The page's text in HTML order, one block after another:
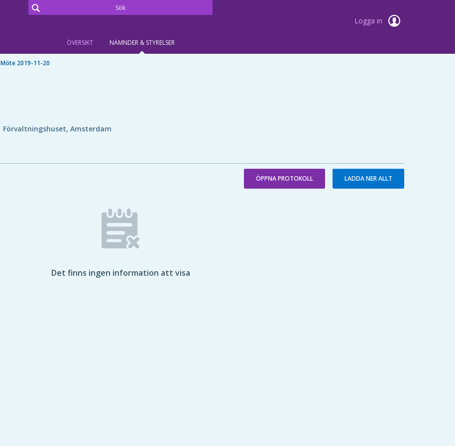
Logga in
ÖVERSIKT NÄMNDER & STYRELSER
Möte 2019-11-20
Förvaltningshuset, Amsterdam
ÖPPNA PROTOKOLL LADDA NER ALLT
Det finns ingen information att visa